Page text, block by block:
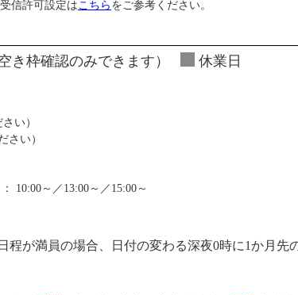
信許可設定はこちら をご参考ください。
き枠確認のみできます） 休業日
い）
さい）
10:00～／13:00～／15:00～
が満員の場合、日付の変わる深夜0時に1か月先